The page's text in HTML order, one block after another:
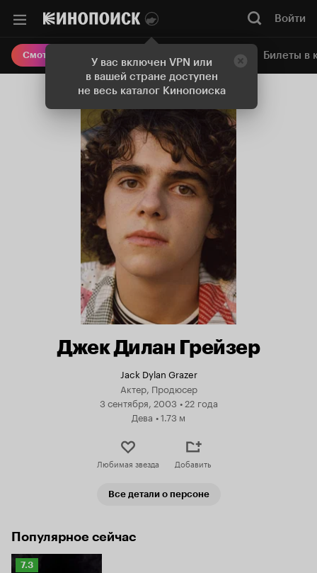
У вас включен VPN или
в вашей стране доступен
не весь каталог Кинопоиска
Войти
Смотреть кино Онлайн-кинотеатр Билеты в
Джек Дилан Грейзер
Jack Dylan Grazer
Актер, Продюсер
3 сентября, 2003 •22 года
Дева •1.73 м
Любимая звезда Добавить
Все детали о персоне
Популярное сейчас
Рейтинг
7.3